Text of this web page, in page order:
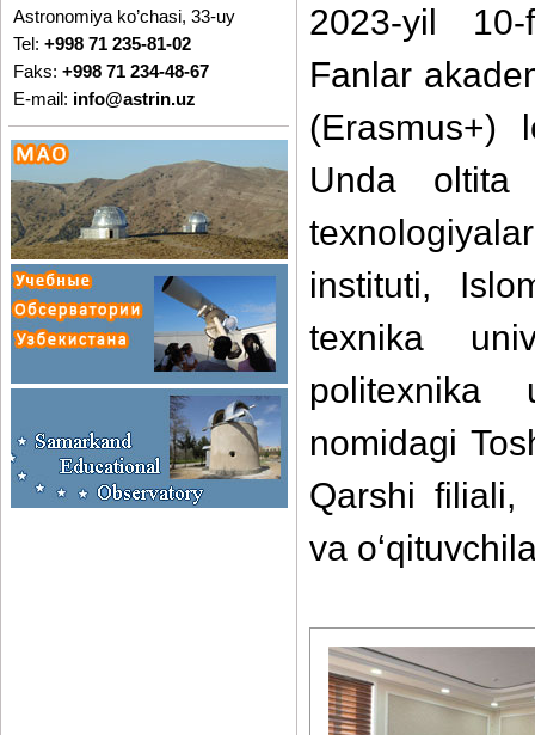
Astronomiya ko’chasi, 33-uy
Tel: +998 71 235-81-02
Faks: +998 71 234-48-67
E-mail: info@astrin.uz
2023-yil 10-
Fanlar
(Erasmus+)
Unda oltita
instituti,
texnika
politexnika
nomidagi
Qarshi filiali,
va